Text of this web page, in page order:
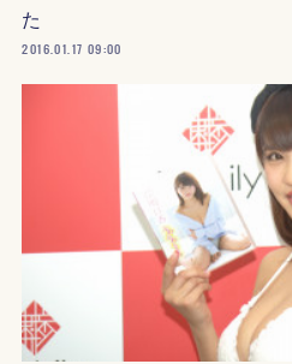
た
2016.01.17 09:00